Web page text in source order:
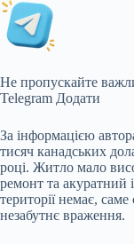
Не пропускайте
Telegram Додати
За інформацією
тисяч канадських
році. Житло мало
ремонт та акуратний
території немає,
незабутнє враження.